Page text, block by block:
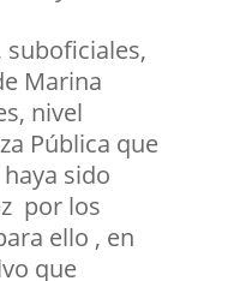
suboficiales,
Marina
nivel
Pública que
sido
por los
ello , en
que